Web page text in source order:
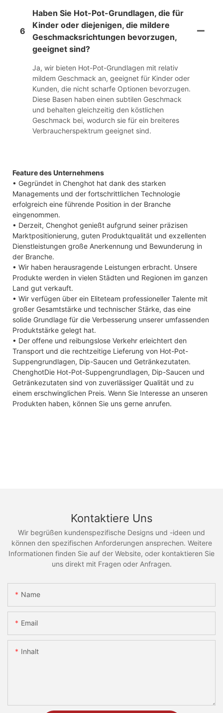
6
Haben Sie Hot-Pot-Grundlagen, die für
Kinder oder diejenigen, die mildere
Geschmacksrichtungen bevorzugen,
geeignet sind?
Ja, wir bieten Hot-Pot-Grundlagen mit relativ
mildem Geschmack an, geeignet für Kinder oder
Kunden, die nicht scharfe Optionen bevorzugen.
Diese Basen haben einen subtilen Geschmack
und behalten gleichzeitig den köstlichen
Geschmack bei, wodurch sie für ein breiteres
Verbraucherspektrum geeignet sind.
Feature des Unternehmens
• Gegründet in Chenghot hat dank des starken
Managements und der fortschrittlichen Technologie
erfolgreich eine führende Position in der Branche
eingenommen.
• Derzeit, Chenghot genießt aufgrund seiner präzisen
Marktpositionierung, guten Produktqualität und exzellenten
Dienstleistungen große Anerkennung und Bewunderung in
der Branche.
• Wir haben herausragende Leistungen erbracht. Unsere
Produkte werden in vielen Städten und Regionen im ganzen
Land gut verkauft.
• Wir verfügen über ein Eliteteam professioneller Talente mit
großer Gesamtstärke und technischer Stärke, das eine
solide Grundlage für die Verbesserung unserer umfassenden
Produktstärke gelegt hat.
• Der offene und reibungslose Verkehr erleichtert den
Transport und die rechtzeitige Lieferung von Hot-Pot-
Suppengrundlagen, Dip-Saucen und Getränkezutaten.
ChenghotDie Hot-Pot-Suppengrundlagen, Dip-Saucen und
Getränkezutaten sind von zuverlässiger Qualität und zu
einem erschwinglichen Preis. Wenn Sie Interesse an unseren
Produkten haben, können Sie uns gerne anrufen.
Kontaktiere Uns
Wir begrüßen kundenspezifische Designs und -ideen und
können den spezifischen Anforderungen ansprechen. Weitere
Informationen finden Sie auf der Website, oder kontaktieren Sie
uns direkt mit Fragen oder Anfragen.
Name
Email
Inhalt